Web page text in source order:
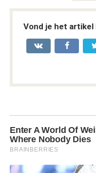
Vond je het artikel